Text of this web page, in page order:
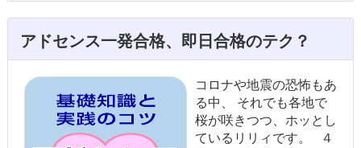
アドセンス一発合格、即日合格のテク？
コロナや地震の恐怖もあ
る中、 それでも各地で
桜が咲きつつ、ホッとし
ているリリィです。 ４